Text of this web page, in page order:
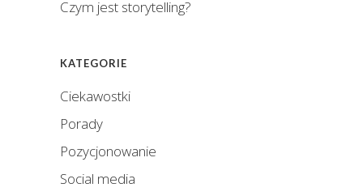
Czym jest storytelling?
KATEGORIE
Ciekawostki
Porady
Pozycjonowanie
Social media